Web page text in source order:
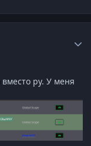
вместо ру. У меня